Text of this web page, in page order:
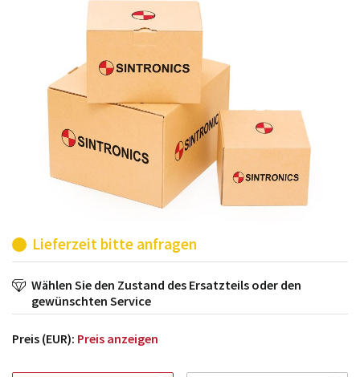
möglich. SINTRONICS ist dann ihr Partner, der
entweder die alten Baugruppen technisch hochwertig
repariert oder ihnen die abgekündigten Baugruppen
aus dem eigenen Lager ersetzt.
Lieferzeit bitte anfragen
Wählen Sie den Zustand des Ersatzteils oder den
gewünschten Service
Preis (EUR): Preis anzeigen